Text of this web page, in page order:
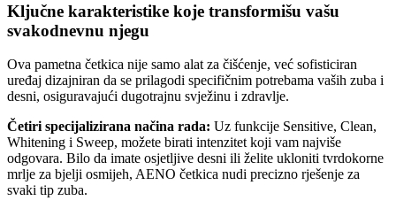
Ključne karakteristike koje transformišu vašu
svakodnevnu njegu
Ova pametna četkica nije samo alat za čišćenje, već sofisticiran
uređaj dizajniran da se prilagodi specifičnim potrebama vaših zuba i
desni, osiguravajući dugotrajnu svježinu i zdravlje.
Četiri specijalizirana načina rada: Uz funkcije Sensitive, Clean,
Whitening i Sweep, možete birati intenzitet koji vam najviše
odgovara. Bilo da imate osjetljive desni ili želite ukloniti tvrdokorne
mrlje za bjelji osmijeh, AENO četkica nudi precizno rješenje za
svaki tip zuba.